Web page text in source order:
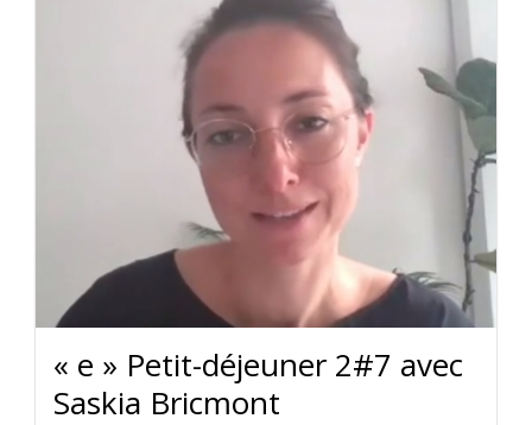
« e » Petit-déjeuner 2#7 avec
Saskia Bricmont